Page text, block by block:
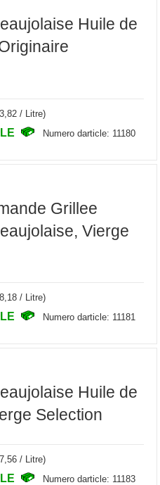
Huile de
/ Litre)
Numero darticle: 11180
Grillee
Vierge
/ Litre)
Numero darticle: 11181
Huile de
Selection
/ Litre)
Numero darticle: 11183